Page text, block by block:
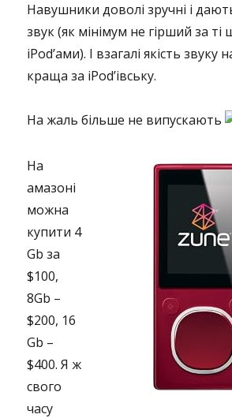
Навушники доволі зручні і
звук (як мінімум не гірший за ті
iPod’ами). І взагалі якість звуку
краща за iPod’івську.
На жаль більше не випускають
На
амазоні
можна
купити 4
Gb за
$100,
8Gb –
$200, 16
Gb –
$400. Я ж
свого
часу